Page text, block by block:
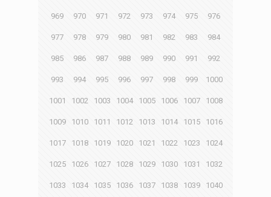
969 970 971 972 973 974 975 976
977 978 979 980 981 982 983 984
985 986 987 988 989 990 991 992
993 994 995 996 997 998 999 1000
1001 1002 1003 1004 1005 1006 1007 1008
1009 1010 1011 1012 1013 1014 1015 1016
1017 1018 1019 1020 1021 1022 1023 1024
1025 1026 1027 1028 1029 1030 1031 1032
1033 1034 1035 1036 1037 1038 1039 1040